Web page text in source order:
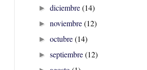
►diciembre(14)
►noviembre(12)
►octubre(14)
►septiembre(12)